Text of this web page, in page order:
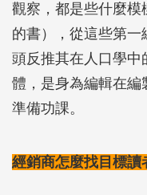
觀察，都是些什麼模
的書），從這些第一
頭反推其在人口學
體，是身為編輯在
準備功課。
經銷商怎麼找目標讀